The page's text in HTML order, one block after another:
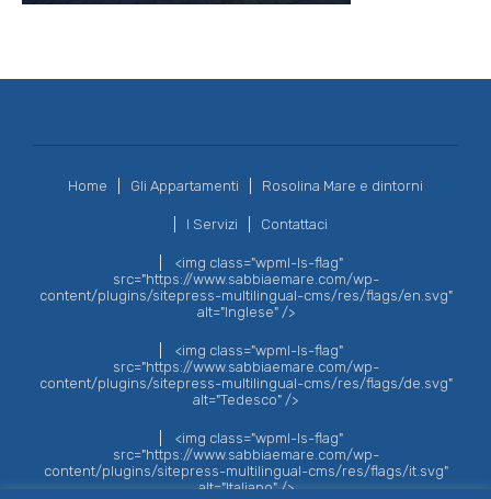
Home Gli Appartamenti Rosolina Mare e dintorni
I Servizi Contattaci
<img class="wpml-ls-flag"
src="https://www.sabbiaemare.com/wp-
content/plugins/sitepress-multilingual-cms/res/flags/en.svg"
alt="Inglese" />
<img class="wpml-ls-flag"
src="https://www.sabbiaemare.com/wp-
content/plugins/sitepress-multilingual-cms/res/flags/de.svg"
alt="Tedesco" />
<img class="wpml-ls-flag"
src="https://www.sabbiaemare.com/wp-
content/plugins/sitepress-multilingual-cms/res/flags/it.svg"
alt="Italiano" />